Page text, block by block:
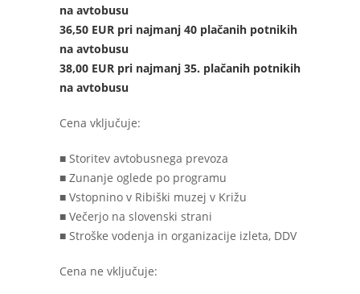
na avtobusu
36,50 EUR pri najmanj 40 plačanih potnikih
na avtobusu
38,00 EUR pri najmanj 35. plačanih potnikih
na avtobusu
Cena vključuje:
■ Storitev avtobusnega prevoza
■ Zunanje oglede po programu
■ Vstopnino v Ribiški muzej v Križu
■ Večerjo na slovenski strani
■ Stroške vodenja in organizacije izleta, DDV
Cena ne vključuje: